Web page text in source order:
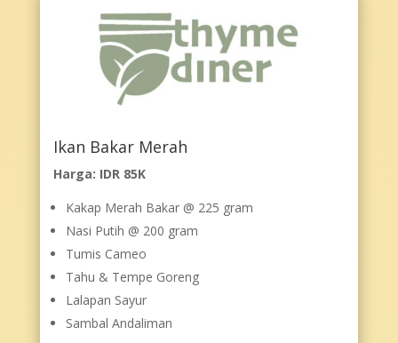
Ikan Bakar Merah
Harga: IDR 85K
Kakap Merah Bakar @ 225 gram
Nasi Putih @ 200 gram
Tumis Cameo
Tahu & Tempe Goreng
Lalapan Sayur
Sambal Andaliman